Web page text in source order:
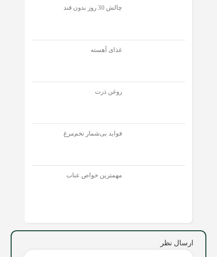
چالش 30 روز بدون قند
غذای آهسته
روغن ذرت
فواید بی‌شمار تخم‌مرغ
مهمترین خواص عناب
ارسال نظر